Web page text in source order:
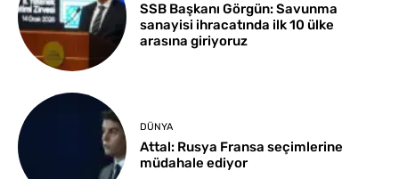
SSB Başkanı Görgün: Savunma
sanayisi ihracatında ilk 10 ülke
arasına giriyoruz
DÜNYA
Attal: Rusya Fransa seçimlerine
müdahale ediyor